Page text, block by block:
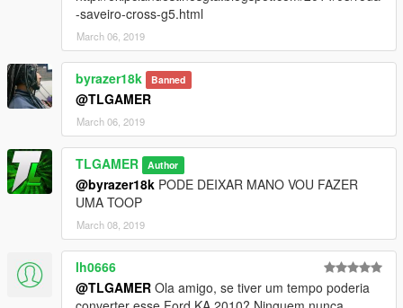
-saveiro-cross-g5.html
March 06, 2019
byrazer18k Banned
@TLGAMER
March 06, 2019
TLGAMER Author
@byrazer18k PODE DEIXAR MANO VOU FAZER
UMA TOOP
March 08, 2019
lh0666
@TLGAMER Ola amigo, se tiver um tempo poderia